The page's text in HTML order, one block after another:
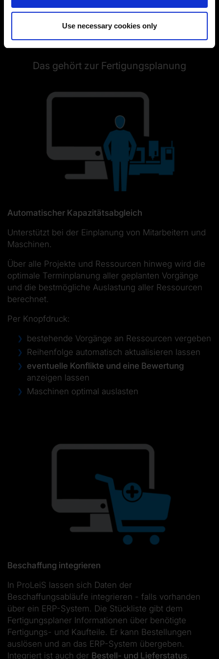
Imprint|Data protection |Disclaimer of liability
Use necessary cookies only
Komfortable Planungsfunktionen in ProLeiS
Das gehört zur Fertigungsplanung
Automatischer Kapazitätsabgleich
Unterstützt bei der Einplanung von Mitarbeitern und
Maschinen.
Über alle Projekte und Ressourcen hinweg wird die
optimale Terminplanung aller geplanten Vorgänge
und die bestmögliche Auslastung aller Ressourcen
berechnet.
Per Knopfdruck:
bestehende Vorgänge an Ressourcen vergeben
Reihenfolge automatisch aktualisieren lassen
eventuelle Konflikte und eine Bewertung
anzeigen lassen
Maschinen optimal auslasten
Beschaffung integrieren
In ProLeiS lassen sich Daten der
Beschaffungsabläufe integrieren - falls vorhanden
über ein ERP-System. Die Stückliste gibt dem
Fertigungsplaner Informationen über benötigte
Fertigungs- und Kaufteile. Er kann Bestellungen
auslösen und an das ERP-System übergeben.
Integriert ist auch der Bestell- und Lieferstatus.